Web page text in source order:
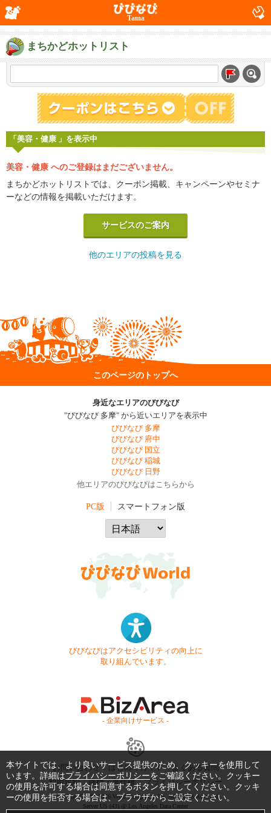
Tama
まちかどホットリスト
「美容・健康 」を表示中
美容・健康 へのご登録はまだございません。
まちかどホットリストでは、クーポン掲載、キャンペーンやセミナ
ーなどの情報を掲載いただけます。
サービスのご案内
他のエリアの投稿を見る
このページのトップへ
身近なエリアのびびなび
"びびなび 多摩" から近いエリアを表示中
びびなび 多摩
びびなび 府中
びびなび 国立
びびなび 稲城
びびなび 日野
他エリアのびびなびはこちらから
PC版 スマートフォン版
びびなびはアクセシビリティの向上に
取り組んでいます。
- 企業向けサービス -
お問い合わせ はじめてガイド
よくある質問
利用規約
商標・著作権 プライバシーポリシー
Copyright © 1999-2026 Vivid Navigation, Inc. All Rights Reserved.
Server US (43) @ Los Angeles Data Center
本サイトでは、より良いサービス提供のため、クッキーを使用して
います。詳細はプライバシーポリシーをご確認ください。クッキー
の使用を許可する場合は同意するボタンを押してください。クッキ
ーの使用を拒否する場合は、ブラウザからご設定ください。